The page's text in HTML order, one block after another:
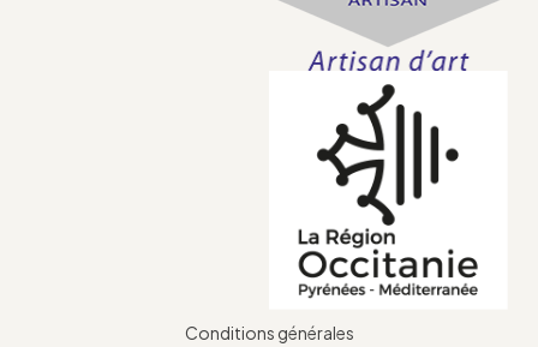
Conditions générales